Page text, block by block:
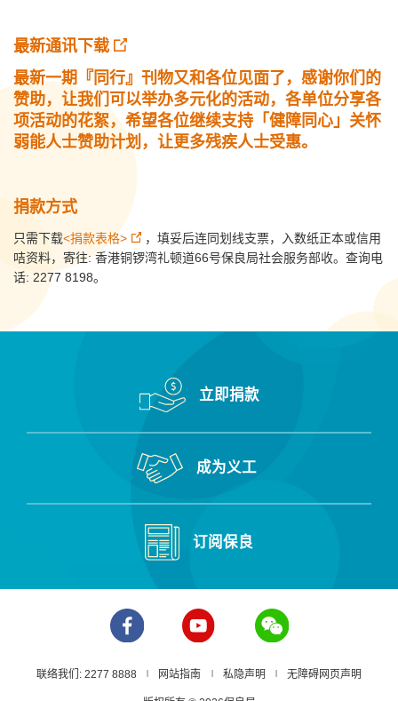
最新通讯下载
最新一期『同行』刊物又和各位见面了，感谢你们的
赞助，让我们可以举办多元化的活动，各单位分享各
项活动的花絮，希望各位继续支持「健障同心」关怀
弱能人士赞助计划，让更多残疾人士受惠。
捐款方式
只需下载<捐款表格>
，填妥后连同划线支票，入数纸正本或信用
咭资料，寄往: 香港铜锣湾礼顿道66号保良局社会服务部收。查询电
话: 2277 8198。
立即捐款
成为义工
订阅保良
联络我们: 2277 8888 网站指南 私隐声明 无障碍网页声明